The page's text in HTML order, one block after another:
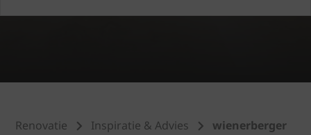
Renovatie Inspiratie & Advies
wienerberger